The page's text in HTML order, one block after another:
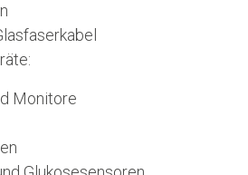
Monitore